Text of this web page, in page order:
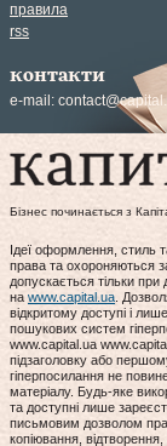
правила
rss
контакти
e-mail:
Бізнес починається з
Ідеї оформлення, стиль
права та охороняються
допускається тільки при
на www.capital.ua.
відкритому доступі і
пошукових систем
www.capital.ua
підзаголовку або
гіперпосилання не
матеріалу. Будь-яке
та доступні лише
письмовим дозволом
копіювання,